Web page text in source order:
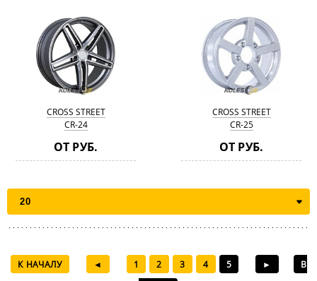
CROSS STREET
СR-24
ОТ РУБ.
CROSS STREET
СR-25
ОТ РУБ.
К НАЧАЛУ ◄ 1 2 3 4 5 ► В